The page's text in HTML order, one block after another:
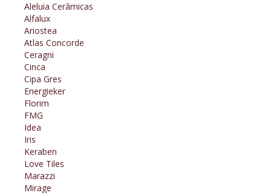
Aleluia Cerâmicas
Alfalux
Ariostea
Atlas Concorde
Ceragni
Cinca
Cipa Gres
Energieker
Florim
FMG
Idea
Iris
Keraben
Love Tiles
Marazzi
Mirage